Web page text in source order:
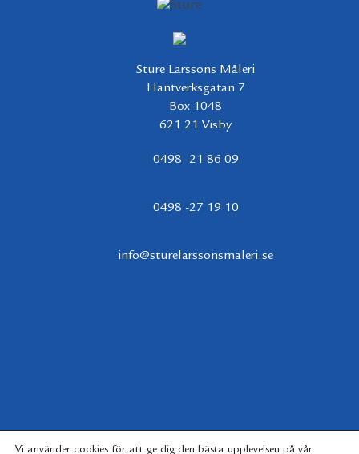
Sture Larssons Måleri
Hantverksgatan 7
Box 1048
621 21 Visby
0498 -21 86 09
0498 -27 19 10
info@sturelarssonsmaleri.se
Vi använder cookies för att ge dig den bästa upplevelsen på vår